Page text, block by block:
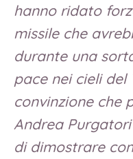
hanno ridato
missile che
durante una
pace nei cieli del
convinzione che
Andrea
di dimostrare